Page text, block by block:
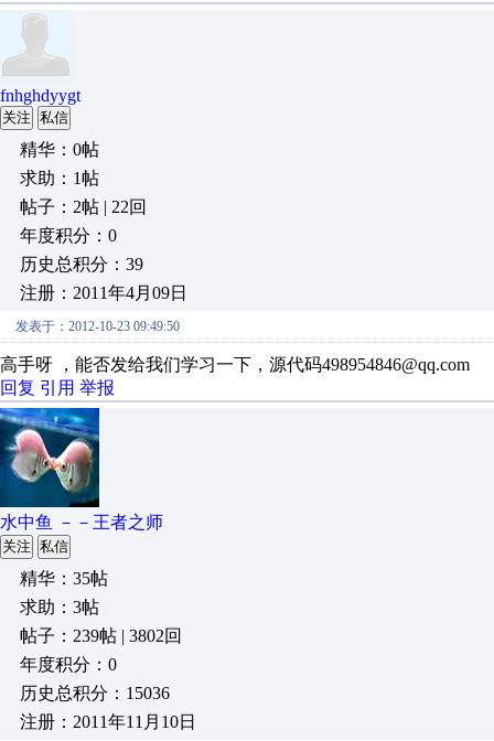
fnhghdyygt
关注 私信
精华：0帖
求助：1帖
帖子：2帖 | 22回
年度积分：0
历史总积分：39
注册：2011年4月09日
发表于：2012-10-23 09:49:50
高手呀 ，能否发给我们学习一下，源代码498954846@qq.com
回复 引用 举报
水中鱼 －－王者之师
关注 私信
精华：35帖
求助：3帖
帖子：239帖 | 3802回
年度积分：0
历史总积分：15036
注册：2011年11月10日